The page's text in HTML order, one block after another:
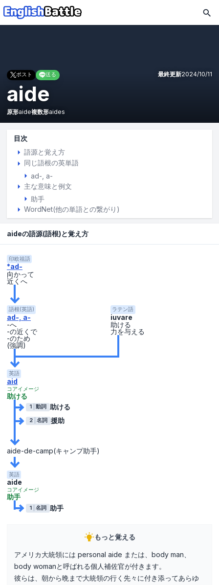
ポスト 送る 最終更新2024/10/11
aide
原形aide複数形aides
目次
語源と覚え方
同じ語根の英単語
ad-, a-
主な意味と例文
助手
WordNet(他の単語との繋がり)
aideの語源(語根)と覚え方
印欧祖語
*ad-
向かって
近くへ
語根(英語)
ad-, a-
-へ
-の近くで
-のため
(強調)
ラテン語
iuvare
助ける
力を与える
英語
aid
コアイメージ
助ける
1 動詞 助ける
2 名詞 援助
aide-de-camp(キャンプ助手)
英語
aide
コアイメージ
助手
1 名詞 助手
もっと覚える
アメリカ大統領には personal aide または、body man、
body womanと呼ばれる個人補佐官が付きます。
彼らは、朝から晩まで大統領の行く先々に付き添ってあらゆ